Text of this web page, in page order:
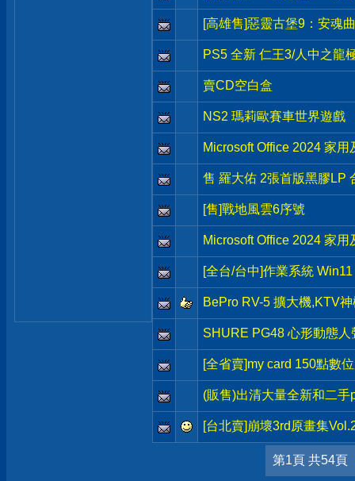
[高雄售]惡靈古堡9：安魂
PS5 全新 仁王3/人中之龍
賣CD空白盒
NS2 瑪莉歐賽車世界遊戲
Microsoft Office 2024 家
售 羅大佑 2張首版黑膠LP
[售]戰地風雲6序號
Microsoft Office 2024 家用
[全台/台中]作業系統
BePro RV-5 擴大機,KTV
SHURE PG48 心形動態人
[全省賣]my card 150點數
(販售)出清大量全新和二手
[台北賣]崩壞3rd原畫集
第1頁 共54頁